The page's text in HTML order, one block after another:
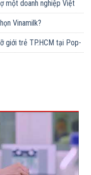
một doanh nghiệp Việt
Vinamilk?
giới trẻ TP.HCM tại Pop-